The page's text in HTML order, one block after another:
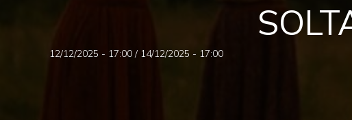
12/12/2025 - 17:00 / 14/12/2025 - 17:00